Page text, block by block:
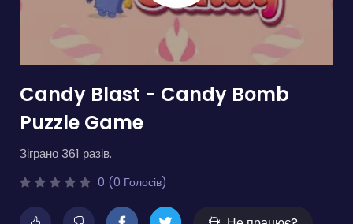
Candy Blast - Candy Bomb
Puzzle Game
Зіграно 361 разів.
0 (0 Голосів)